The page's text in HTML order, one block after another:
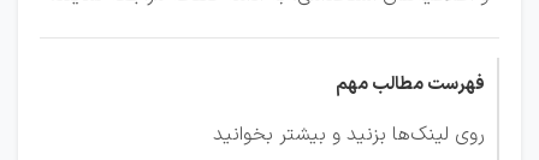
فهرست مطالب مهم
روی لینک‌ها بزنید و بیشتر بخوانید